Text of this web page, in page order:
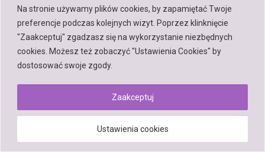
Na stronie używamy plików cookies, by zapamiętać Twoje
preferencje podczas kolejnych wizyt. Poprzez klinknięcie
"Zaakceptuj" zgadzasz się na wykorzystanie niezbędnych
cookies. Możesz też zobaczyć "Ustawienia Cookies" by
dostosować swoje zgody.
Ustawienia cookies
Zaakceptuj